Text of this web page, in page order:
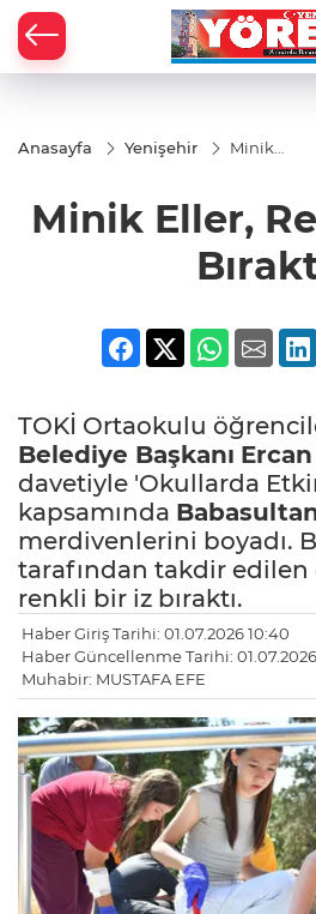
Anasayfa Yenişehir
Minik
Bir İz
Bıraktı.
Minik Eller,
TOKİ Ortaokulu
Belediye Başkanı
davetiyle 'Okullarda
kapsamında
merdivenlerini boyadı.
tarafından takdir edilen
renkli bir iz bıraktı.
Haber Giriş Tarihi: 01.07.2026 10:40
Haber Güncellenme Tarihi:
Muhabir: MUSTAFA EFE